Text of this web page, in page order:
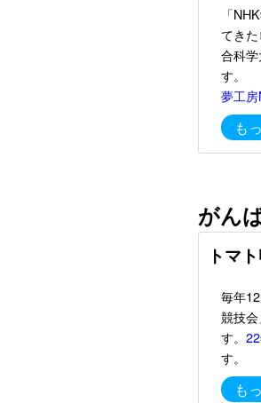
「
てき
合科
す。
夢工
も
がん
トマ
毎年
競技
す。
す。
も